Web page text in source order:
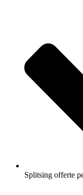
Splitsing offerte